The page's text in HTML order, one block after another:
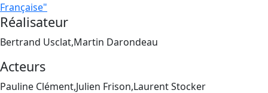
Française"
Réalisateur
Bertrand Usclat,Martin Darondeau
Acteurs
Pauline Clément,Julien Frison,Laurent Stocker